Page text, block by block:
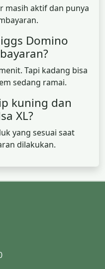
masih aktif dan punya
Domino
Tapi kadang bisa
sedang ramai.
kuning dan
XL?
yang sesuai saat
dilakukan.